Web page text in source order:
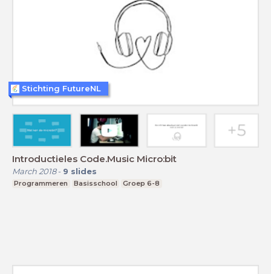
Introductieles Code.Music Micro:bit
March 2018- 9 slides
Programmeren Basisschool Groep 6-8
Stichting FutureNL